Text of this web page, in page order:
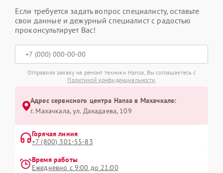
Если требуется задать вопрос специалисту, оставьте
свои данные и дежурный специалист с радостью
проконсультирует Вас!
Отправляя заявку на ремонт техники Hansa, Вы соглашаетесь с
Политикой конфиденциальности
Адрес сервисного центра Hansa в Махачкале:
г. Махачкала, ул. Дахадаева, 109
Горячая линия
+7 (800) 301-55-83
Время работы
Ежедневно с 9:00 до 21:00